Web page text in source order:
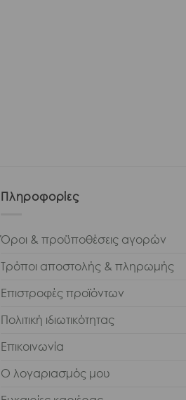
Πληροφορίες
Όροι & προϋποθέσεις αγορών
Τρόποι αποστολής & πληρωμής
Επιστροφές προϊόντων
Πολιτική ιδιωτικότητας
Επικοινωνία
Ο λογαριασμός μου